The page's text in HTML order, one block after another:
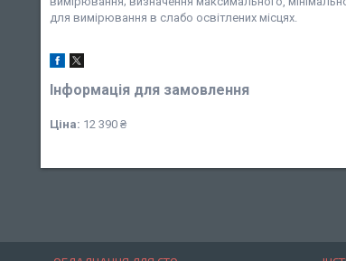
для вимірювання в слабо освітлених місцях.
Інформація для замовлення
Ціна: 12 390 ₴